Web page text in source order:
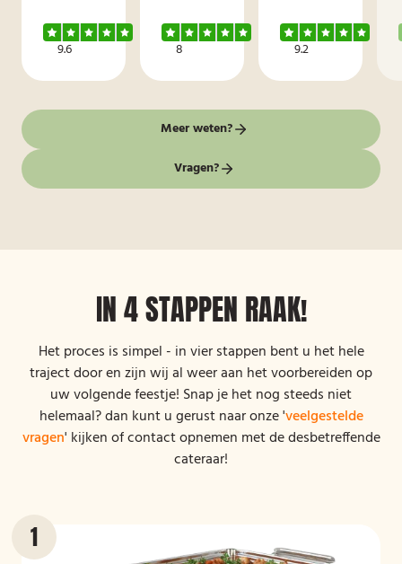
9.6 8 9.2
Meer weten?
Vragen?
IN 4 STAPPEN RAAK!
Het proces is simpel - in vier stappen bent u het hele
traject door en zijn wij al weer aan het voorbereiden op
uw volgende feestje! Snap je het nog steeds niet
helemaal? dan kunt u gerust naar onze 'veelgestelde
vragen' kijken of contact opnemen met de desbetreffende
cateraar!